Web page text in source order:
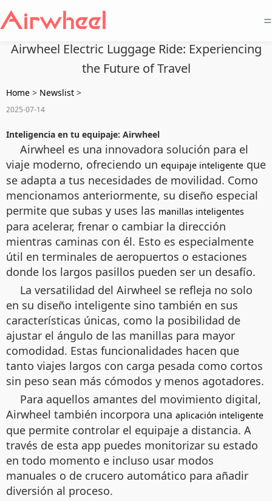
=
Airwheel Electric Luggage Ride: Experiencing
the Future of Travel
Home > Newslist >
2025-07-14
Inteligencia en tu equipaje: Airwheel
Airwheel es una innovadora solución para el
viaje moderno, ofreciendo un equipaje inteligente que
se adapta a tus necesidades de movilidad. Como
mencionamos anteriormente, su diseño especial
permite que subas y uses las manillas inteligentes
para acelerar, frenar o cambiar la dirección
mientras caminas con él. Esto es especialmente
útil en terminales de aeropuertos o estaciones
donde los largos pasillos pueden ser un desafío.
La versatilidad del Airwheel se refleja no solo
en su diseño inteligente sino también en sus
características únicas, como la posibilidad de
ajustar el ángulo de las manillas para mayor
comodidad. Estas funcionalidades hacen que
tanto viajes largos con carga pesada como cortos
sin peso sean más cómodos y menos agotadores.
Para aquellos amantes del movimiento digital,
Airwheel también incorpora una aplicación inteligente
que permite controlar el equipaje a distancia. A
través de esta app puedes monitorizar su estado
en todo momento e incluso usar modos
manuales o de crucero automático para añadir
diversión al proceso.